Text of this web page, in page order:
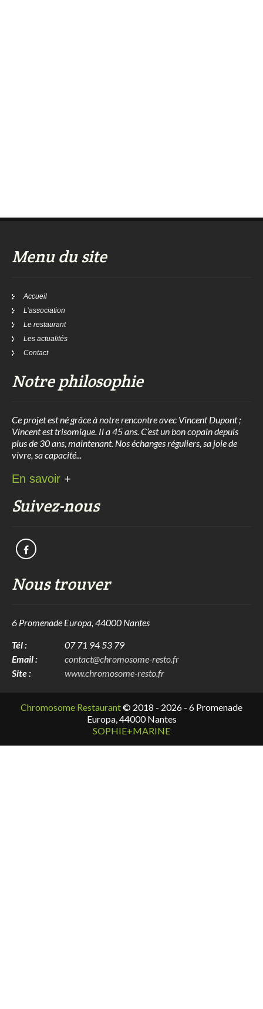
Menu du site
Accueil
L’association
Le restaurant
Les actualités
Contact
Notre philosophie
Ce projet est né grâce à notre rencontre avec Vincent Dupont ;
Vincent est trisomique. Il a 45 ans. C’est un bon copain depuis
plus de 30 ans, maintenant. Nos échanges réguliers, sa joie de
vivre, sa capacité...
En savoir +
Suivez-nous
Nous trouver
6 Promenade Europa, 44000 Nantes
Tél :
07 71 94 53 79
Email :
contact@chromosome-resto.fr
Site :
www.chromosome-resto.fr
Chromosome Restaurant© 2018 - 2026 - 6 Promenade
Europa, 44000 Nantes
SOPHIE+MARINE